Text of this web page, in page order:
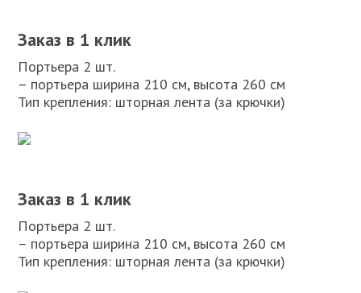
Заказ в 1 клик
Портьера 2 шт.
– портьера ширина 210 см, высота 260 см
Тип крепления: шторная лента (за крючки)
Заказ в 1 клик
Портьера 2 шт.
– портьера ширина 210 см, высота 260 см
Тип крепления: шторная лента (за крючки)